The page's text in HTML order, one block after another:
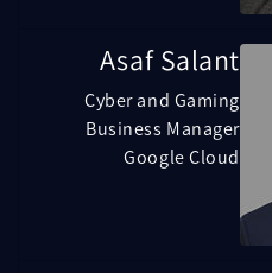
Asaf Salant
Cyber and Gaming
Business Manager
Google Cloud